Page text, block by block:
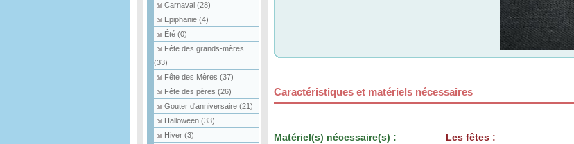
Carnaval (28)
Epiphanie (4)
Été (0)
Fête des grands-mères
(33)
Fête des Mères (37)
Fête des pères (26)
Gouter d'anniversaire (21)
Halloween (33)
Hiver (3)
Caractéristiques et matériels nécessaires
Matériel(s) nécessaire(s) :
Les fêtes :